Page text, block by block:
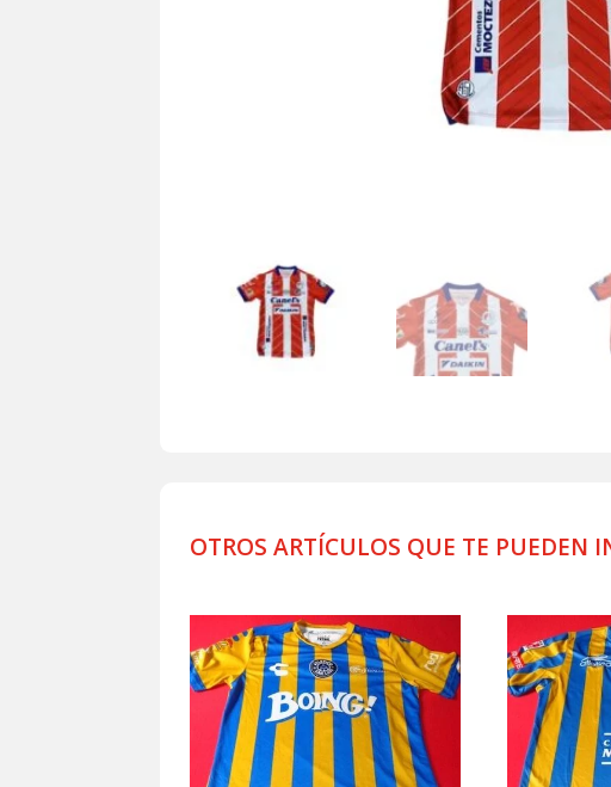
OTROS ARTÍCULOS QUE TE PUEDEN